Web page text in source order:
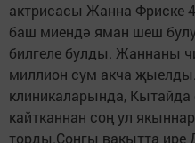
актрисасы Жанна Фриске
баш миендә яман шеш
билгеле булды. Жаннаны
миллион сум акча
клиникаларында,
кайтканнан соң ул
торды.Соңгы вакытта